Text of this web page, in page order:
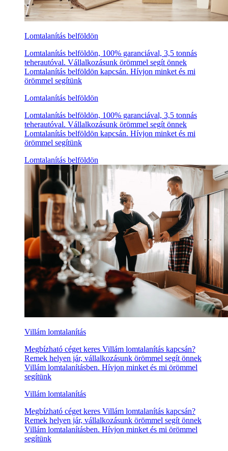
Lomtalanítás belföldön
Lomtalanítás belföldön, 100% garanciával, 3,5 tonnás
teherautóval. Vállalkozásunk örömmel segít önnek
Lomtalanítás belföldön kapcsán. Hívjon minket és mi
örömmel segítünk
Lomtalanítás belföldön
Lomtalanítás belföldön, 100% garanciával, 3,5 tonnás
teherautóval. Vállalkozásunk örömmel segít önnek
Lomtalanítás belföldön kapcsán. Hívjon minket és mi
örömmel segítünk
Lomtalanítás belföldön
Villám lomtalanítás
Megbízható céget keres Villám lomtalanítás kapcsán?
Remek helyen jár, vállalkozásunk örömmel segít önnek
Villám lomtalanításben. Hívjon minket és mi örömmel
segítünk
Villám lomtalanítás
Megbízható céget keres Villám lomtalanítás kapcsán?
Remek helyen jár, vállalkozásunk örömmel segít önnek
Villám lomtalanításben. Hívjon minket és mi örömmel
segítünk